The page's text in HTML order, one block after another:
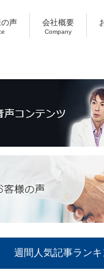
声 会社概要
Company
週間人気記事ラン